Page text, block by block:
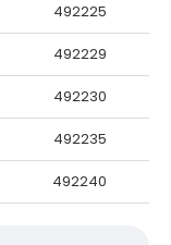
492225
492229
492230
492235
492240